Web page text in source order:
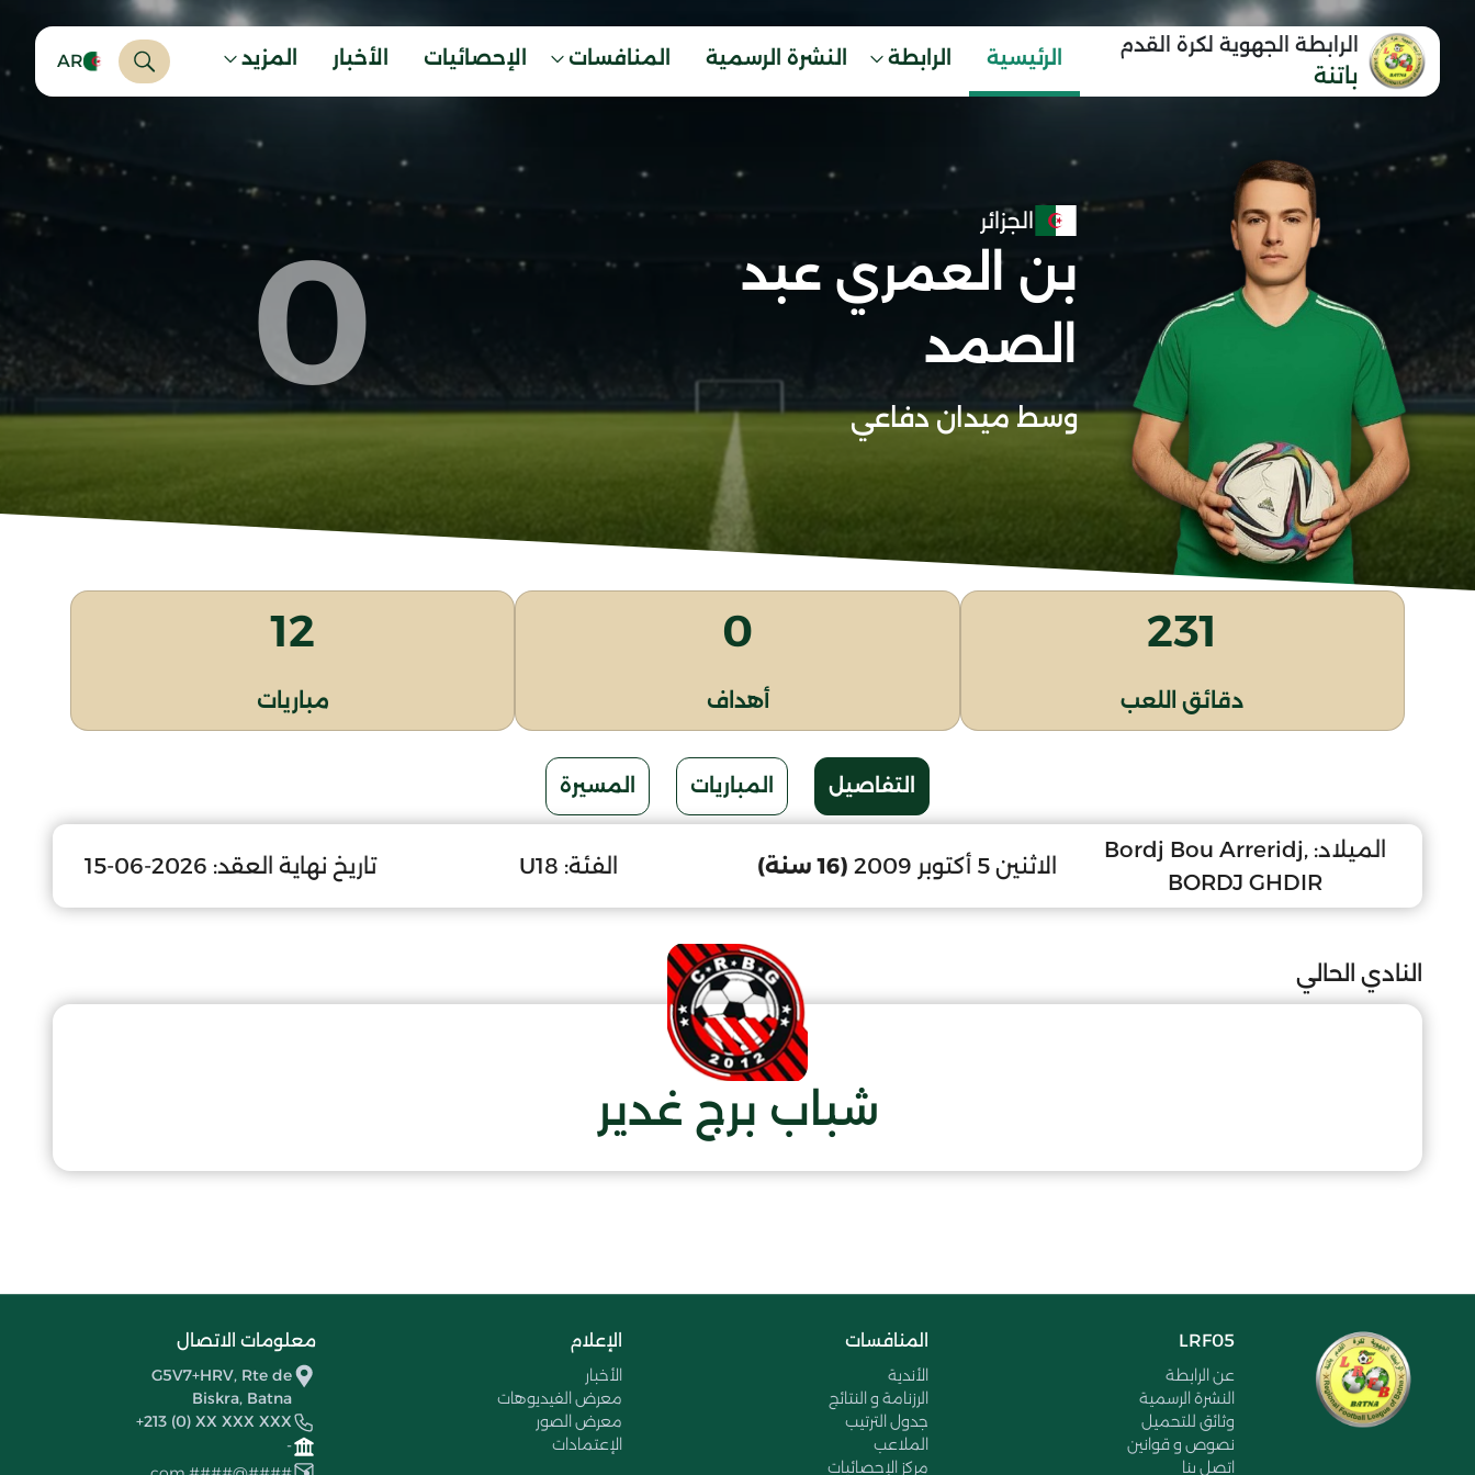
الرابطة الجهوية لكرة القدم
باتنة
الرئيسية الرابطة النشرة الرسمية المنافسات الإحصائيات الأخبار المزيد AR
الجزائر
بن العمري عبد
الصمد
وسط ميدان دفاعي 0
231
دقائق اللعب
0
أهداف
12
مباريات
التفاصيل المباريات المسيرة
الميلاد: Bordj Bou Arreridj,
BORDJ GHDIR
الاثنين 5 أكتوبر 2009 (16 سنة) الفئة: U18 تاريخ نهاية العقد: 2026-06-15
النادي الحالي
شباب برج غدير
LRF05
عن الرابطة
النشرة الرسمية
وثائق للتحميل
نصوص و قوانين
اتصل بنا
المنافسات
الأندية
الرزنامة و النتائج
جدول الترتيب
الملاعب
مركز الإحصائيات
الإعلام
الأخبار
معرض الفيديوهات
معرض الصور
الإعتمادات
معلومات الاتصال
G5V7+HRV, Rte de
Biskra, Batna
+213 (0) XX XXX XXX
-